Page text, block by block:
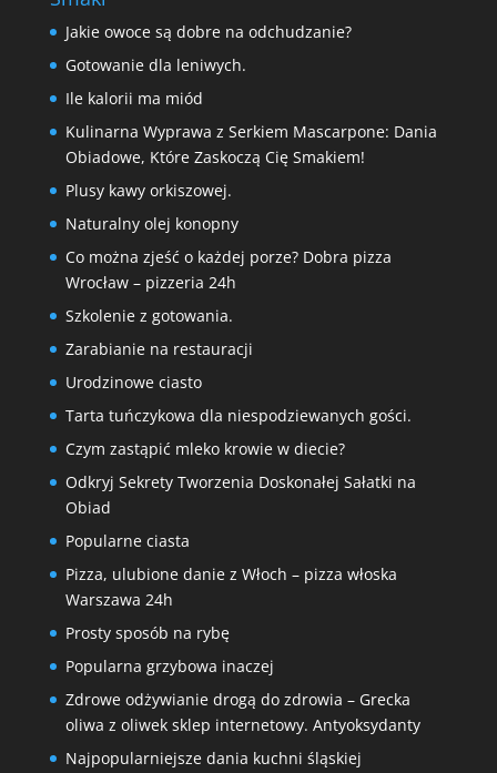
Jakie owoce są dobre na odchudzanie?
Gotowanie dla leniwych.
Ile kalorii ma miód
Kulinarna Wyprawa z Serkiem Mascarpone: Dania
Obiadowe, Które Zaskoczą Cię Smakiem!
Plusy kawy orkiszowej.
Naturalny olej konopny
Co można zjeść o każdej porze? Dobra pizza
Wrocław – pizzeria 24h
Szkolenie z gotowania.
Zarabianie na restauracji
Urodzinowe ciasto
Tarta tuńczykowa dla niespodziewanych gości.
Czym zastąpić mleko krowie w diecie?
Odkryj Sekrety Tworzenia Doskonałej Sałatki na
Obiad
Popularne ciasta
Pizza, ulubione danie z Włoch – pizza włoska
Warszawa 24h
Prosty sposób na rybę
Popularna grzybowa inaczej
Zdrowe odżywianie drogą do zdrowia – Grecka
oliwa z oliwek sklep internetowy. Antyoksydanty
Najpopularniejsze dania kuchni śląskiej